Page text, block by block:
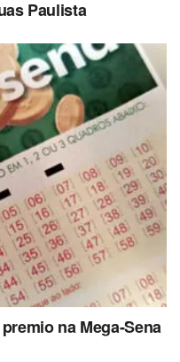
Paulista
na Mega-Sena